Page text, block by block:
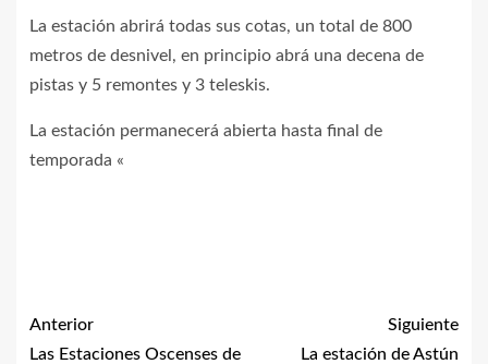
La estación abrirá todas sus cotas, un total de 800
metros de desnivel, en principio abrá una decena de
pistas y 5 remontes y 3 teleskis.
La estación permanecerá abierta hasta final de
temporada «
Anterior
Las Estaciones Oscenses de
Siguiente
La estación de Astún